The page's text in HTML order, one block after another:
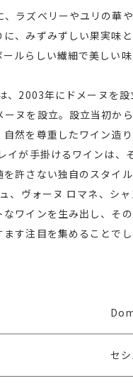
、ラズベリーやユリの華
、みずみずしい果実味
ルらしい繊細で美しい味
、2003年にドメーヌを
ーヌを設立。設立当初か
自然を尊重したワイン造
イが手掛けるワインは、
許さない独自のスタイル
、ヴォーヌ ロマネ、シ
なワインを生み出し、そ
す注目を集めることでし
セ